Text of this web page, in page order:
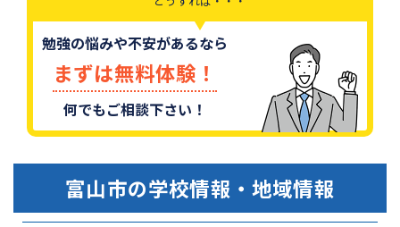
勉強の悩みや不安があるなら
まずは無料体験！
何でもご相談下さい！
富山市の学校情報・地域情報